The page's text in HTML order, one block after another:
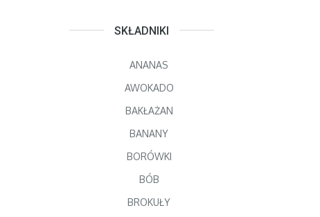
SKŁADNIKI
ANANAS
AWOKADO
BAKŁAŻAN
BANANY
BORÓWKI
BÓB
BROKUŁY